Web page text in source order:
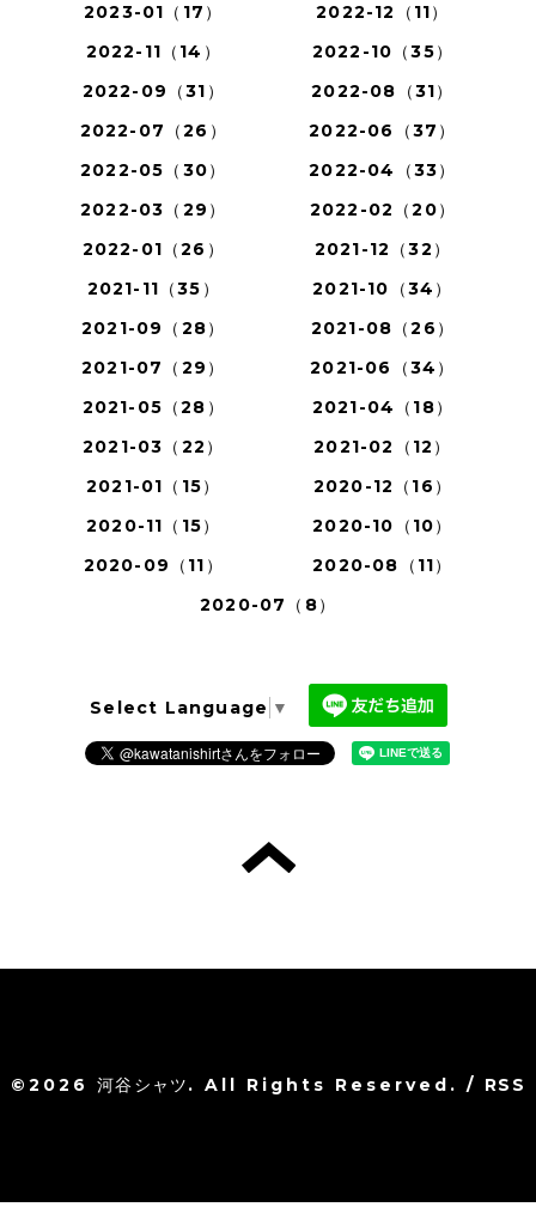
2023-01（17）
2022-12（11）
2022-11（14）
2022-10（35）
2022-09（31）
2022-08（31）
2022-07（26）
2022-06（37）
2022-05（30）
2022-04（33）
2022-03（29）
2022-02（20）
2022-01（26）
2021-12（32）
2021-11（35）
2021-10（34）
2021-09（28）
2021-08（26）
2021-07（29）
2021-06（34）
2021-05（28）
2021-04（18）
2021-03（22）
2021-02（12）
2021-01（15）
2020-12（16）
2020-11（15）
2020-10（10）
2020-09（11）
2020-08（11）
2020-07（8）
Select Language ▼
©2026河谷シャツ. All Rights Reserved. / RSS